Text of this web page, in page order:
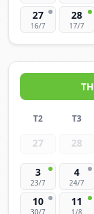
27
16/7
28
17/7
T2 T3
27 28
3
23/7
4
24/7
10
30/7
11
1/8